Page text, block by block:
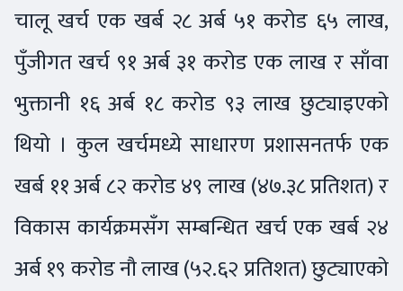
चालू खर्च एक खर्ब २८ अर्ब ५१ करोड ६५ लाख,
पुँजीगत खर्च ९१ अर्ब ३१ करोड एक लाख र साँवा
भुक्तानी १६ अर्ब १८ करोड ९३ लाख छुट्याइएको
थियो । कुल खर्चमध्ये साधारण प्रशासनतर्फ एक
खर्ब ११ अर्ब ८२ करोड ४९ लाख (४७.३८ प्रतिशत) र
विकास कार्यक्रमसँग सम्बन्धित खर्च एक खर्ब २४
अर्ब १९ करोड नौ लाख (५२.६२ प्रतिशत) छुट्याएको